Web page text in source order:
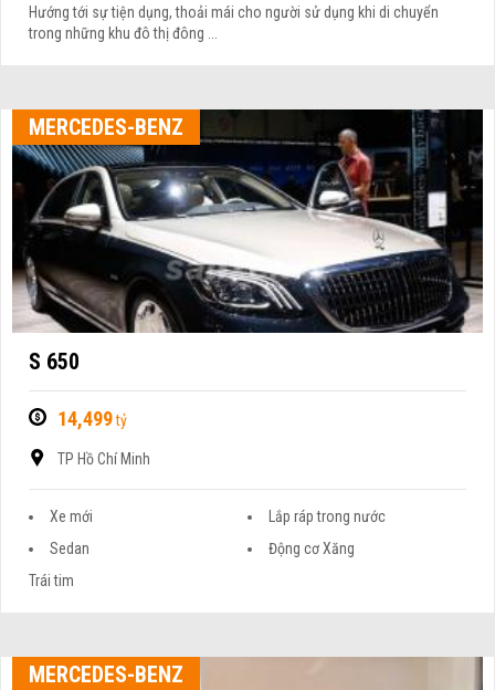
Hướng tới sự tiện dụng, thoải mái cho người sử dụng khi di chuyển
trong những khu đô thị đông ...
MERCEDES-BENZ
S 650
14,499tỷ
TP Hồ Chí Minh
Xe mới
Lắp ráp trong nước
Sedan
Động cơ Xăng
Trái tim
MERCEDES-BENZ